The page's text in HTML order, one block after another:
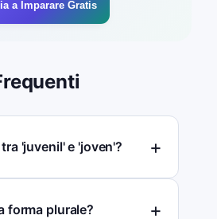
a Imparare Gratis
'juvenil' e 'joven'?
forma plurale?